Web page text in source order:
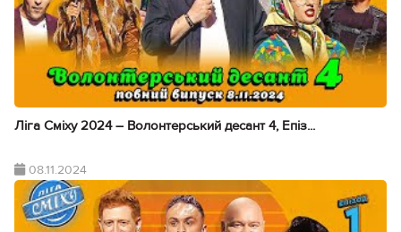
Ліга Сміху 2024 – Волонтерський десант 4, Епіз...
08.11.2024